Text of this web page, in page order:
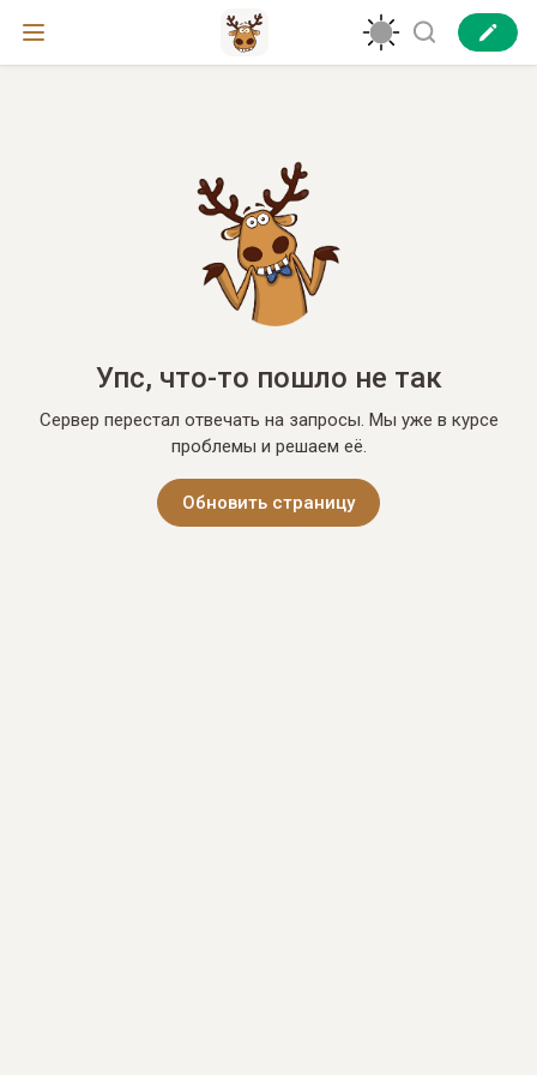
Упс, что-то пошло не так
Сервер перестал отвечать на запросы. Мы уже в курсе
проблемы и решаем её.
Обновить страницу